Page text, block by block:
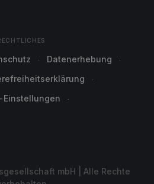
Datenerhebung
Einstellungen
mbH | Alle Rechte